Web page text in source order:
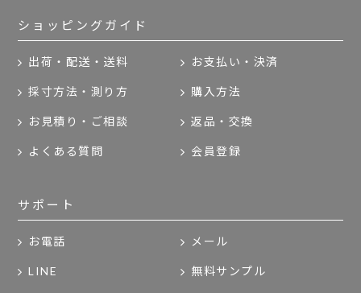
ショッピングガイド
出荷・配送・送料 お支払い・決済
採寸方法・測り方 購入方法
お見積り・ご相談 返品・交換
よくある質問 会員登録
サポート
お電話 メール
LINE 無料サンプル